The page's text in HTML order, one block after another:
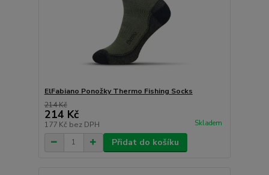
ElFabiano Ponožky Thermo Fishing Socks
214 Kč
214 Kč
177 Kč bez DPH Skladem
Přidat do košíku